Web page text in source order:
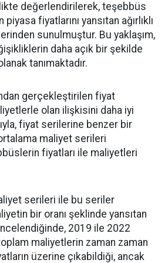
değerlendirilerek, teşebbüs
piyasa fiyatlarını yansıtan ağırlıklı
sunulmuştur. Bu yaklaşım,
daha açık bir şekilde
tanımaktadır.
gerçekleştirilen fiyat
olan ilişkisini daha iyi
fiyat serilerine benzer bir
ortalama maliyet serileri
fiyatları ile maliyetleri
serileri ile bu seriler
bir oranı şeklinde yansıtan
2019 ile 2022
maliyetlerin zaman zaman
üzerine çıkabildiği, ancak